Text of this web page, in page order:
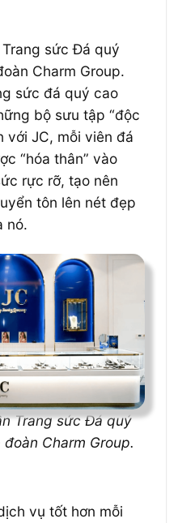
sức Đá quý
Charm Group.
sức đá quý cao
bộ sưu tập “độc
với JC, mỗi viên đá
“hóa thân” vào
rực rỡ, tạo nên
tôn lên nét đẹp
nó.
Trang sức Đá quý
Charm Group.
vụ tốt hơn mỗi